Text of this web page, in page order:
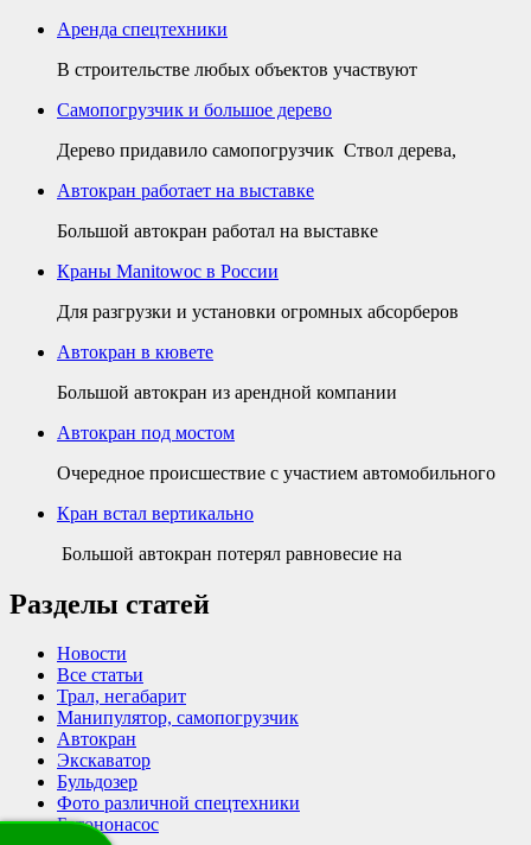
Аренда спецтехники
В строительстве любых объектов участвуют
Самопогрузчик и большое дерево
Дерево придавило самопогрузчик Ствол дерева,
Автокран работает на выставке
Большой автокран работал на выставке
Краны Manitowoc в России
Для разгрузки и установки огромных абсорберов
Автокран в кювете
Большой автокран из арендной компании
Автокран под мостом
Очередное происшествие с участием автомобильного
Кран встал вертикально
Большой автокран потерял равновесие на
Разделы статей
Новости
Все статьи
Трал, негабарит
Манипулятор, самопогрузчик
Автокран
Экскаватор
Бульдозер
Фото различной спецтехники
Бетононасос